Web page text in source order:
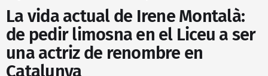
La vida actual de Irene Montalà:
de pedir limosna en el Liceu a ser
una actriz de renombre en
Catalunya